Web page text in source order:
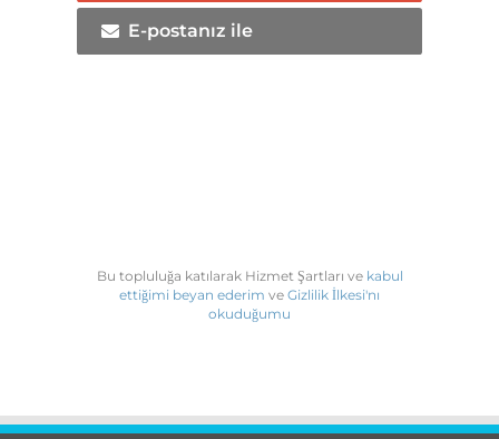
E-postanız ile
Bu topluluğa katılarak Hizmet Şartları ve kabul
ettiğimi beyan ederim ve Gizlilik İlkesi'nı
okuduğumu